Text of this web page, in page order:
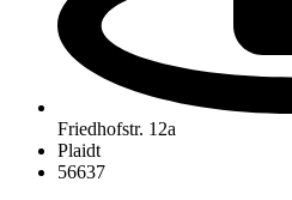
Friedhofstr. 12a
Plaidt
56637